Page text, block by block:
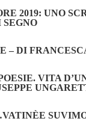
2019: UNO
SEGNO
– DI
VITA